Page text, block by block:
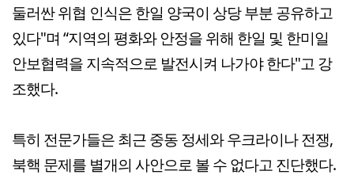
둘러싼 위협 인식은 한일 양국이 상당 부분 공유하고
있다"며 “지역의 평화와 안정을 위해 한일 및 한미일
안보협력을 지속적으로 발전시켜 나가야 한다"고 강
조했다.
특히 전문가들은 최근 중동 정세와 우크라이나 전쟁,
북핵 문제를 별개의 사안으로 볼 수 없다고 진단했다.